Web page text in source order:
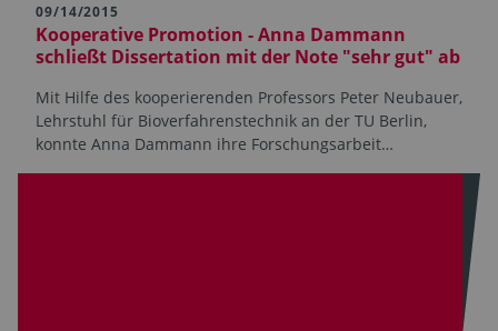
09/14/2015
Kooperative Promotion - Anna Dammann
schließt Dissertation mit der Note "sehr gut" ab
Mit Hilfe des kooperierenden Professors Peter Neubauer,
Lehrstuhl für Bioverfahrenstechnik an der TU Berlin,
konnte Anna Dammann ihre Forschungsarbeit…